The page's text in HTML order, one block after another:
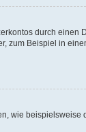
durch einen
zum Beispiel in
wie beispielsweise